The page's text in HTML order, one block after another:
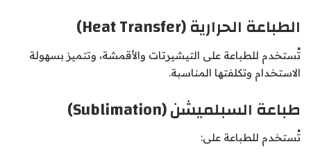
الطباعة الحرارية (Heat Transfer)
تُستخدم للطباعة على التيشيرتات والأقمشة، وتتميز بسهولة
الاستخدام وتكلفتها المناسبة.
طباعة السبلميشن (Sublimation)
تُستخدم للطباعة على: